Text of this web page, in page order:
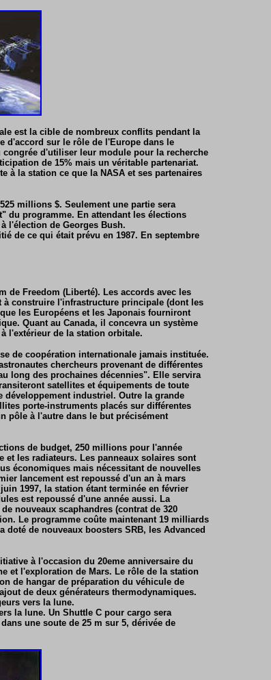
est la cible de nombreux conflits pendant la
d'accord sur le rôle de l'Europe dans le
d'utiliser leur module pour la recherche
de 15% mais un véritable partenariat.
à la station ce que la NASA et ses partenaires
millions $. Seulement une partie sera
du programme. En attendant les élections
l'élection de Georges Bush.
de ce qui était prévu en 1987. En septembre
de Freedom (Liberté). Les accords avec les
à construire l'infrastructure principale (dont les
les Européens et les Japonais fourniront
Quant au Canada, il concevra un système
l'extérieur de la station orbitale.
de coopération internationale jamais instituée.
chercheurs provenant de différentes
long des prochaines décennies". Elle servira
satellites et équipements de toute
développement industriel. Outre la grande
porte-instruments placés sur différentes
pôle à l'autre dans le but précisément
de budget, 250 millions pour l'année
les radiateurs. Les panneaux solaires sont
économiques mais nécessitant de nouvelles
lancement est repoussé d'un an à mars
1997, la station étant terminée en février
est repoussé d'une année aussi. La
nouveaux scaphandres (contrat de 320
Le programme coûte maintenant 19 milliards
de nouveaux boosters SRB, les Advanced
à l'occasion du 20eme anniversaire du
et l'exploration de Mars. Le rôle de la station
de hangar de préparation du véhicule de
de deux générateurs thermodynamiques.
vers la lune.
la lune. Un Shuttle C pour cargo sera
une soute de 25 m sur 5, dérivée de